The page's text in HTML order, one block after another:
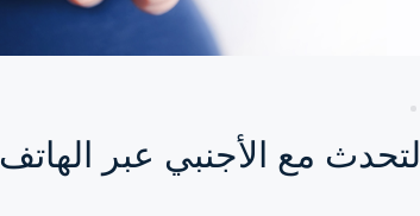
التحدث مع الأجنبي عبر الهاتف